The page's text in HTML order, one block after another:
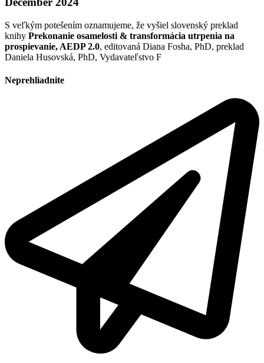
S veľkým potešením oznamujeme, že vyšiel slovenský preklad
knihy Prekonanie osamelosti & transformácia utrpenia na
prospievanie, AEDP 2.0, editovaná Diana Fosha, PhD, preklad
Daniela Husovská, PhD, Vydavateľstvo F
Neprehliadnite